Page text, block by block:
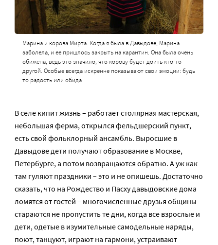
Марина и корова Мирта. Когда я была в Давыдове, Марина
заболела, и ее пришлось закрыть на карантин. Она была очень
обижена, ведь это значило, что корову будет доить кто-то
другой. Особые всегда искренне показывают свои эмоции: будь
то радость или обида
В селе кипит жизнь – работает столярная мастерская,
небольшая ферма, открылся фельдшерский пункт,
есть свой фольклорный ансамбль. Выросшие в
Давыдове дети получают образование в Москве,
Петербурге, а потом возвращаются обратно. А уж как
там гуляют праздники – это и не опишешь. Достаточно
сказать, что на Рождество и Пасху давыдовские дома
ломятся от гостей – многочисленные друзья общины
стараются не пропустить те дни, когда все взрослые и
дети, одетые в изумительные самодельные наряды,
поют, танцуют, играют на гармони, устраивают